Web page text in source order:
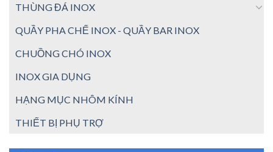
THÙNG ĐÁ INOX
QUẦY PHA CHẾ INOX - QUẦY BAR INOX
CHUỒNG CHÓ INOX
INOX GIA DỤNG
HẠNG MỤC NHÔM KÍNH
THIẾT BỊ PHỤ TRỢ